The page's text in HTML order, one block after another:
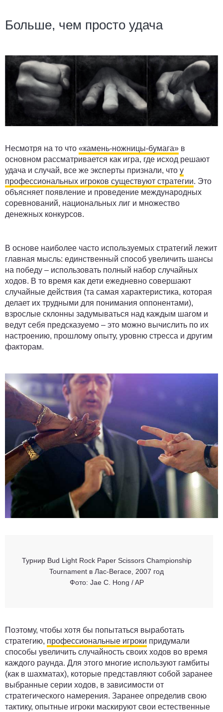
Больше, чем просто удача
Несмотря на то что «камень-ножницы-бумага» в
основном рассматривается как игра, где исход решают
удача и случай, все же эксперты признали, что у
профессиональных игроков существуют стратегии. Это
объясняет появление и проведение международных
соревнований, национальных лиг и множество
денежных конкурсов.
В основе наиболее часто используемых стратегий лежит
главная мысль: единственный способ увеличить шансы
на победу – использовать полный набор случайных
ходов. В то время как дети ежедневно совершают
случайные действия (та самая характеристика, которая
делает их трудными для понимания оппонентами),
взрослые склонны задумываться над каждым шагом и
ведут себя предсказуемо – это можно вычислить по их
настроению, прошлому опыту, уровню стресса и другим
факторам.
Турнир Bud Light Rock Paper Scissors Championship
Tournament в Лас-Вегасе, 2007 год
Фото: Jae C. Hong / AP
Поэтому, чтобы хотя бы попытаться выработать
стратегию, профессиональные игроки придумали
способы увеличить случайность своих ходов во время
каждого раунда. Для этого многие используют гамбиты
(как в шахматах), которые представляют собой заранее
выбранные серии ходов, в зависимости от
стратегического намерения. Заранее определив свою
тактику, опытные игроки маскируют свои естественные